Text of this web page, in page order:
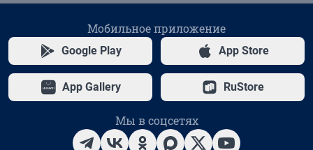
Мобильное приложение
Google Play App Store
App Gallery RuStore
Мы в соцсетях